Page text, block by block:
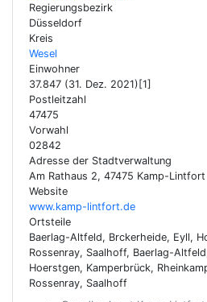
Regierungsbezirk
Düsseldorf
Kreis
Wesel
Einwohner
37.847 (31. Dez. 2021)[1]
Postleitzahl
47475
Vorwahl
02842
Adresse der Stadtverwaltung
Am Rathaus 2, 47475 Kamp-Lintfort
Website
www.kamp-lintfort.de
Ortsteile
Baerlag-Altfeld, Brckerheide, Eyll,
Rossenray, Saalhoff, Baerlag-
Hoerstgen, Kamperbrück,
Rossenray, Saalhoff